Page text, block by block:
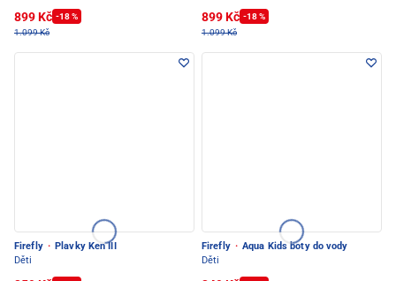
899 Kč -18 %
1.099 Kč
899 Kč -18 %
1.099 Kč
Firefly · Plavky Ken III
Děti
Firefly · Aqua Kids boty do vody
Děti